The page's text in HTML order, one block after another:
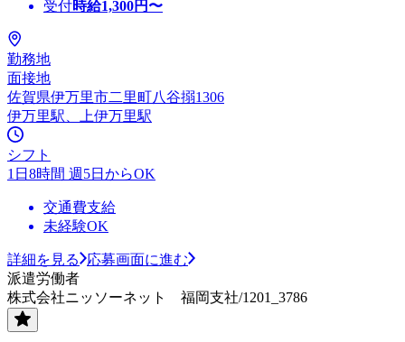
受付時給1,300円〜
勤務地
面接地
佐賀県伊万里市二里町八谷搦1306
伊万里駅、上伊万里駅
シフト
1日8時間 週5日からOK
交通費支給
未経験OK
詳細を見る
応募画面に進む
派遣労働者
株式会社ニッソーネット 福岡支社/1201_3786